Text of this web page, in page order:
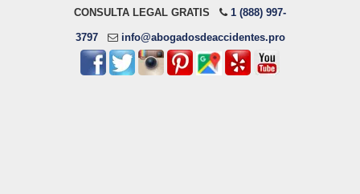
CONSULTA LEGAL GRATIS 1 (888) 997-
3797 info@abogadosdeaccidentes.pro